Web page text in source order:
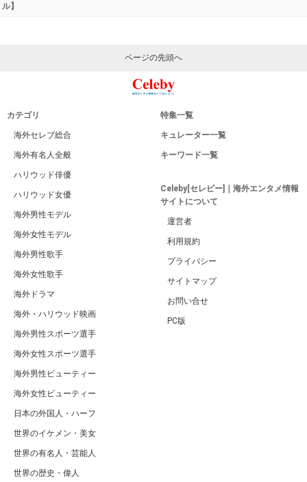
ル】
ページの先頭へ
カテゴリ
海外セレブ総合
海外有名人全般
ハリウッド俳優
ハリウッド女優
海外男性モデル
海外女性モデル
海外男性歌手
海外女性歌手
海外ドラマ
海外・ハリウッド映画
海外男性スポーツ選手
海外女性スポーツ選手
海外男性ビューティー
海外女性ビューティー
日本の外国人・ハーフ
世界のイケメン・美女
世界の有名人・芸能人
世界の歴史・偉人
特集一覧
キュレーター一覧
キーワード一覧
Celeby[セレビー]｜海外エンタメ情報
サイトについて
運営者
利用規約
プライバシー
サイトマップ
お問い合せ
PC版